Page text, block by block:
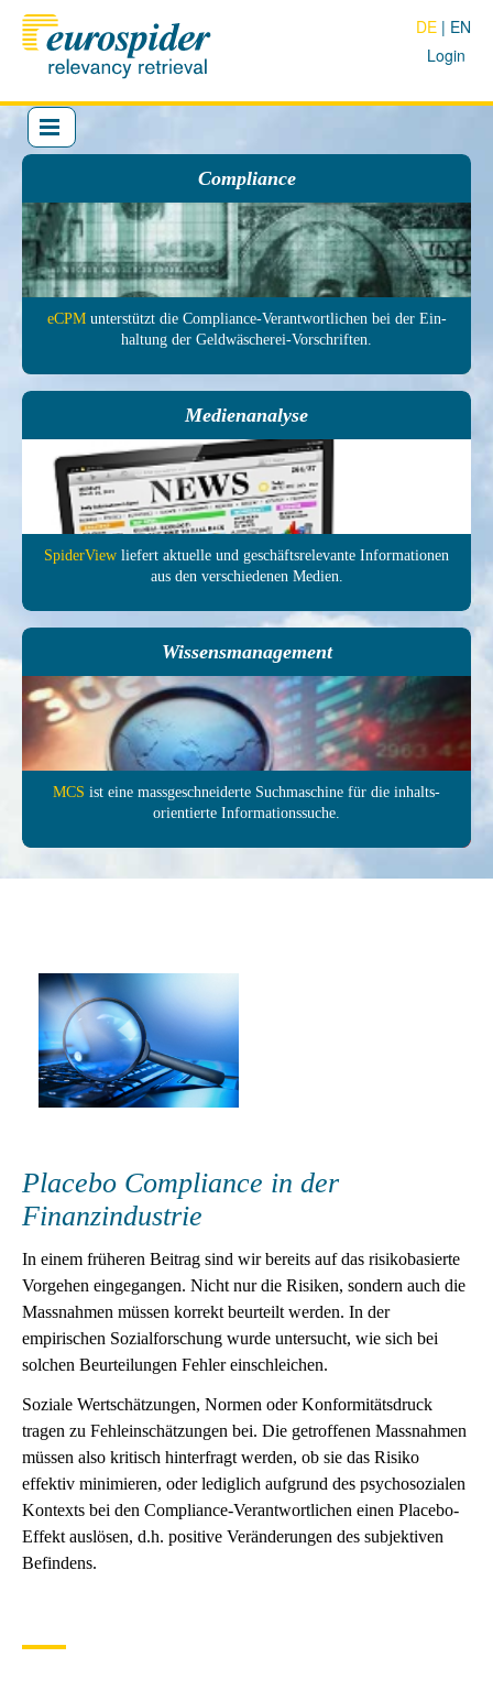
Login
DE EN
Compliance
eCPMunter­stützt die Com­pliance-Ver­antwort­lichen bei der Ein­
haltung der Geld­wäscherei-Vor­schrif­ten.
Medienanalyse
SpiderView liefert aktuelle und ge­schäfts­relevante In­forma­tionen
aus den ver­schie­denen Medien.
Wissensmanagement
MCS ist eine mass­ge­schneiderte Such­maschine für die inhalts­
orientierte In­formations­suche.
Placebo Compliance in der
Finanzindustrie
In einem früheren Beitrag sind wir bereits auf das risikobasierte
Vorgehen eingegangen. Nicht nur die Risiken, sondern auch die
Massnahmen müssen korrekt beurteilt werden. In der
empirischen Sozialforschung wurde untersucht, wie sich bei
solchen Beurteilungen Fehler einschleichen.
Soziale Wertschätzungen, Normen oder Konformitätsdruck
tragen zu Fehleinschätzungen bei. Die getroffenen Massnahmen
müssen also kritisch hinterfragt werden, ob sie das Risiko
effektiv minimieren, oder lediglich aufgrund des psychosozialen
Kontexts bei den Compliance-Verantwortlichen einen Placebo-
Effekt auslösen, d.h. positive Veränderungen des subjektiven
Befindens.